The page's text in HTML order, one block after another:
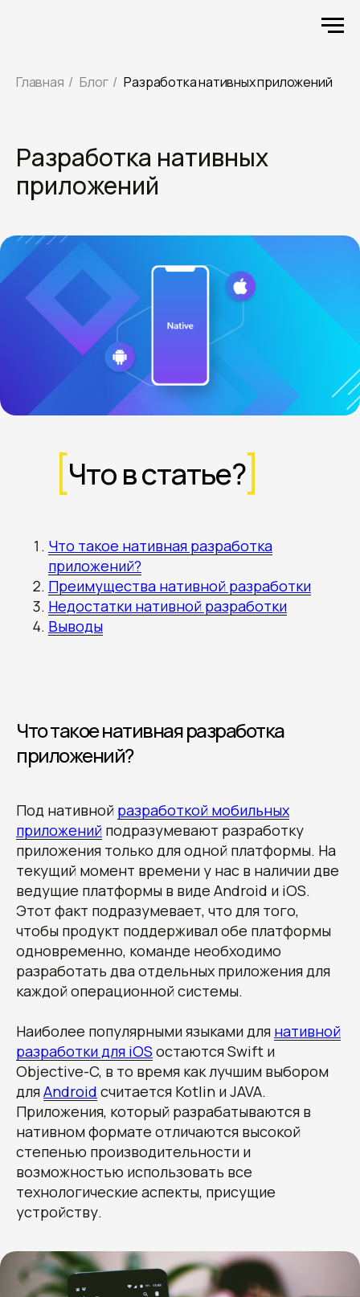
Главная / Блог / Разработка нативных приложений
Разработка нативных
приложений
Что в статье?
Что такое нативная разработка
приложений?
Преимущества нативной разработки
Недостатки нативной разработки
Выводы
Что такое нативная разработка
приложений?
Под нативной разработкой мобильных
приложений подразумевают разработку
приложения только для одной платформы. На
текущий момент времени у нас в наличии две
ведущие платформы в виде Android и iOS.
Этот факт подразумевает, что для того,
чтобы продукт поддерживал обе платформы
одновременно, команде необходимо
разработать два отдельных приложения для
каждой операционной системы.
Наиболее популярными языками для нативной
разработки для iOS остаются Swift и
Objective-C, в то время как лучшим выбором
дляAndroid считается Kotlin и JAVA.
Приложения, который разрабатываются в
нативном формате отличаются высокой
степенью производительности и
возможностью использовать все
технологические аспекты, присущие
устройству.